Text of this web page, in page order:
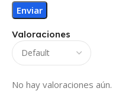
Valoraciones
No hay valoraciones aún.